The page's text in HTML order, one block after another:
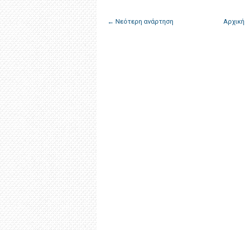
← Νεότερη ανάρτηση Αρχική